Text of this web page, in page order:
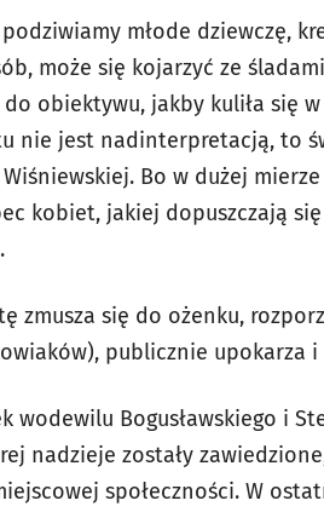
młode dziewczę,
może się kojarzyć ze
obiektywu, jakby kuliła się
nie jest nadinterpretacją, to
Bo w dużej
kobiet, jakiej dopuszczają
zmusza się do ożenku,
publicznie upokarza
wodewilu Bogusławskiego i
nadzieje zostały
społeczności. W